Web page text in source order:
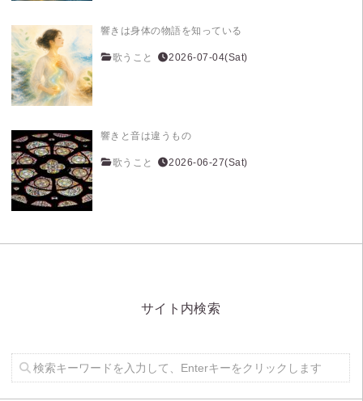
響きは身体の物語を知っている
歌うこと 2026-07-04(Sat)
響きと音は違うもの
歌うこと 2026-06-27(Sat)
サイト内検索